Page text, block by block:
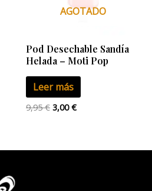
AGOTADO
Pod Desechable Sandía
Helada – Moti Pop
Leer más
9,95€ 3,00€